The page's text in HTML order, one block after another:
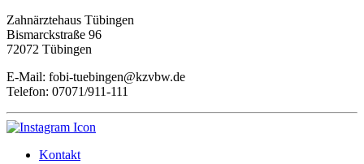
Zahnärztehaus Tübingen
Bismarckstraße 96
72072 Tübingen
E-Mail: fobi-tuebingen@kzvbw.de
Telefon: 07071/911-111
Kontakt